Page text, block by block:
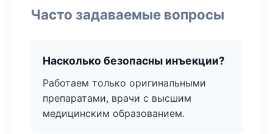
Часто задаваемые вопросы
Насколько безопасны инъекции?
Работаем только оригинальными
препаратами, врачи с высшим
медицинским образованием.